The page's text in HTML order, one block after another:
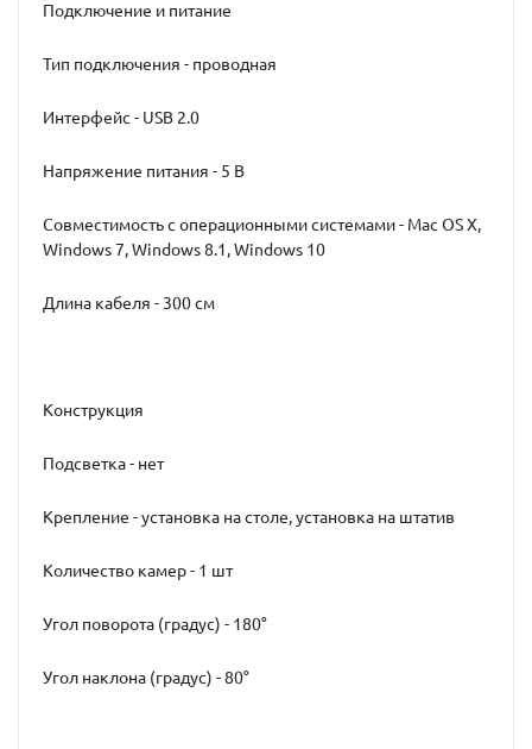
Подключение и питание
Тип подключения - проводная
Интерфейс - USB 2.0
Напряжение питания - 5 В
Совместимость с операционными системами - Mac OS X,
Windows 7, Windows 8.1, Windows 10
Длина кабеля - 300 см
Конструкция
Подсветка - нет
Крепление - установка на столе, установка на штатив
Количество камер - 1 шт
Угол поворота (градус) - 180°
Угол наклона (градус) - 80°